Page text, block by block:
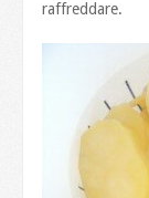
raffreddare.